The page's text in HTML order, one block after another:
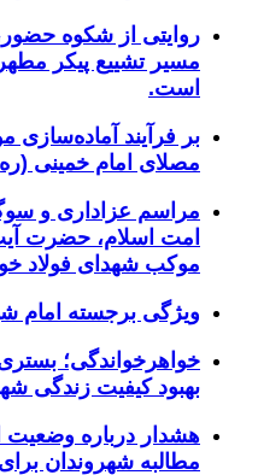
روایتی از شکوه
مسیر تشییع پیکر
است.
بر فرآیند
مصلای امام خمینی
مراسم عزاداری و
امت اسلام، حضرت
موکب شهدای فولاد
ویژگی برجسته امام
خواهرخواندگی؛
بهبود کیفیت زندگی
هشدار درباره وضعیت
مطالبه شهروندان